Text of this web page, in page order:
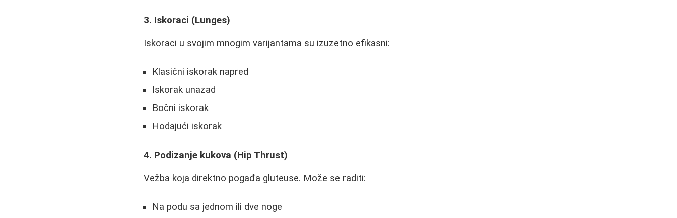
3. Iskoraci (Lunges)
Iskoraci u svojim mnogim varijantama su izuzetno efikasni:
Klasični iskorak napred
Iskorak unazad
Bočni iskorak
Hodajući iskorak
4. Podizanje kukova (Hip Thrust)
Vežba koja direktno pogađa gluteuse. Može se raditi:
Na podu sa jednom ili dve noge